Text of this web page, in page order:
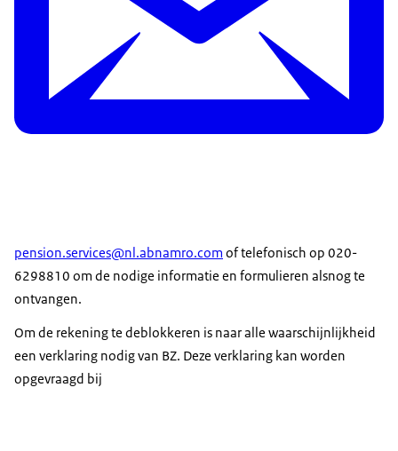
pension.services@nl.abnamro.com of telefonisch op 020-
6298810 om de nodige informatie en formulieren alsnog te
ontvangen.
Om de rekening te deblokkeren is naar alle waarschijnlijkheid
een verklaring nodig van BZ. Deze verklaring kan worden
opgevraagd bij